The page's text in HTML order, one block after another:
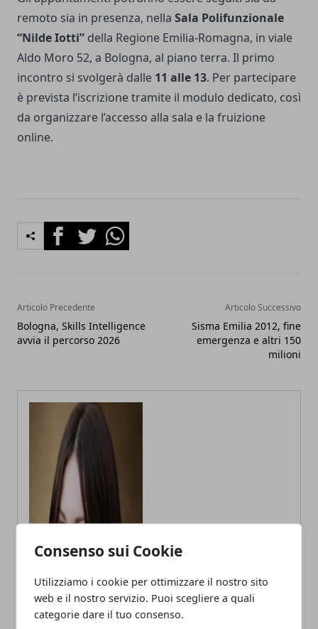
Consenso sui Cookie
Utilizziamo i cookie per ottimizzare il nostro sito
web e il nostro servizio. Puoi scegliere a quali
categorie dare il tuo consenso.
remoto sia in presenza, nella Sala Polifunzionale
“Nilde Iotti” della Regione Emilia-Romagna, in viale
Aldo Moro 52, a Bologna, al piano terra. Il primo
incontro si svolgerà dalle 11 alle 13. Per partecipare
è prevista l’iscrizione tramite il modulo dedicato, così
da organizzare l’accesso alla sala e la fruizione
online.
FacebookTwitterWhatsapp
Articolo Precedente
Bologna, Skills Intelligence
avvia il percorso 2026
Articolo Successivo
Sisma Emilia 2012, fine
emergenza e altri 150
milioni
Annalisa Biasi
in Psicologia con la passione per la
scrittura e le guide How to